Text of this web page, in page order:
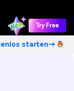
Try Free